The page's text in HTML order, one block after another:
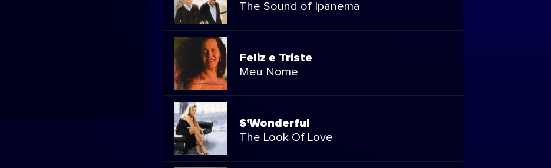
The Sound of Ipanema
Feliz e Triste
Meu Nome
S'Wonderful
The Look Of Love